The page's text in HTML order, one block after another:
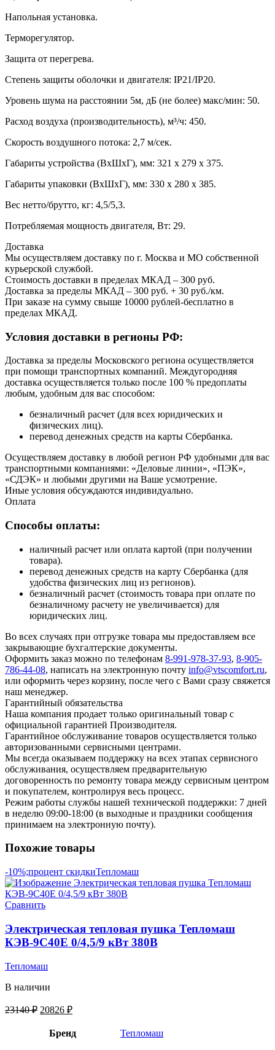
Напольная установка.
Терморегулятор.
Защита от перегрева.
Степень защиты оболочки и двигателя: IP21/IP20.
Уровень шума на расстоянии 5м, дБ (не более) макс/мин: 50.
Расход воздуха (производительность), м³/ч: 450.
Скорость воздушного потока: 2,7 м/сек.
Габариты устройства (ВхШхГ), мм: 321 х 279 х 375.
Габариты упаковки (ВхШхГ), мм: 330 х 280 х 385.
Вес нетто/брутто, кг: 4,5/5,3.
Потребляемая мощность двигателя, Вт: 29.
Доставка
Мы осуществляем доставку по г. Москва и МО собственной
курьерской службой.
Стоимость доставки в пределах МКАД – 300 руб.
Доставка за пределы МКАД – 300 руб. + 30 руб./км.
При заказе на сумму свыше 10000 рублей-бесплатно в
пределах МКАД.
Условия доставки в регионы РФ:
Доставка за пределы Московского региона осуществляется
при помощи транспортных компаний. Междугородняя
доставка осуществляется только после 100 % предоплаты
любым, удобным для вас способом:
безналичный расчет (для всех юридических и
физических лиц).
перевод денежных средств на карты Сбербанка.
Осуществляем доставку в любой регион РФ удобными для вас
транспортными компаниями: «Деловые линии», «ПЭК»,
«СДЭК» и любыми другими на Ваше усмотрение.
Иные условия обсуждаются индивидуально.
Оплата
Способы оплаты:
наличный расчет или оплата картой (при получении
товара).
перевод денежных средств на карту Сбербанка (для
удобства физических лиц из регионов).
безналичный расчет (стоимость товара при оплате по
безналичному расчету не увеличивается) для
юридических лиц.
Во всех случаях при отгрузке товара мы предоставляем все
закрывающие бухгалтерские документы.
Оформить заказ можно по телефонам 8-991-978-37-93, 8-905-
786-44-08, написать на электронную почту info@vtscomfort.ru,
или оформить через корзину, после чего с Вами сразу свяжется
наш менеджер.
Гарантийный обязательства
Наша компания продает только оригинальный товар с
официальной гарантией Производителя.
Гарантийное обслуживание товаров осуществляется только
авторизованными сервисными центрами.
Мы всегда оказываем поддержку на всех этапах сервисного
обслуживания, осуществляем предварительную
договоренность по ремонту товара между сервисным центром
и покупателем, контролируя весь процесс.
Режим работы службы нашей технической поддержки: 7 дней
в неделю 09:00-18:00 (в выходные и праздники сообщения
принимаем на электронную почту).
Похожие товары
-10%;процент скидкиТепломаш
Сравнить
Электрическая тепловая пушка Тепломаш
КЭВ-9С40Е 0/4,5/9 кВт 380В
Тепломаш
В наличии
23140₽ 20826 ₽
Бренд Тепломаш